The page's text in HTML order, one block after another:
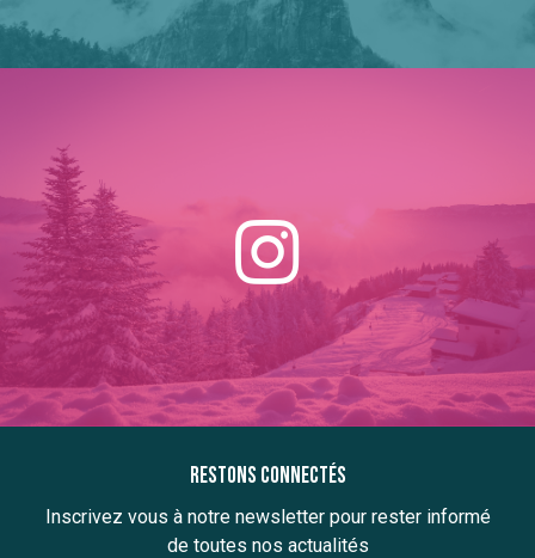
Restons connectés
Inscrivez vous à notre newsletter pour rester informé
de toutes nos actualités